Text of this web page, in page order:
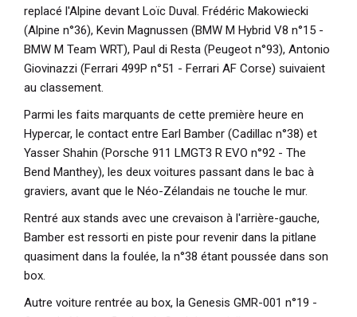
replacé l'Alpine devant Loïc Duval. Frédéric Makowiecki
(Alpine n°36), Kevin Magnussen (BMW M Hybrid V8 n°15 -
BMW M Team WRT), Paul di Resta (Peugeot n°93), Antonio
Giovinazzi (Ferrari 499P n°51 - Ferrari AF Corse) suivaient
au classement.
Parmi les faits marquants de cette première heure en
Hypercar, le contact entre Earl Bamber (Cadillac n°38) et
Yasser Shahin (Porsche 911 LMGT3 R EVO n°92 - The
Bend Manthey), les deux voitures passant dans le bac à
graviers, avant que le Néo-Zélandais ne touche le mur.
Rentré aux stands avec une crevaison à l'arrière-gauche,
Bamber est ressorti en piste pour revenir dans la pitlane
quasiment dans la foulée, la n°38 étant poussée dans son
box.
Autre voiture rentrée au box, la Genesis GMR-001 n°19 -